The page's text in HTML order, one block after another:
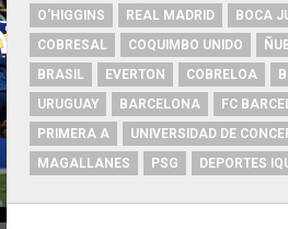
O'HIGGINS
REAL MADRID
BOCA
COBRESAL
COQUIMBO UNIDO
BRASIL
EVERTON COBRELOA
URUGUAY
BARCELONA
FC
PRIMERA A
UNIVERSIDAD DE
MAGALLANES
PSG DEPORTES